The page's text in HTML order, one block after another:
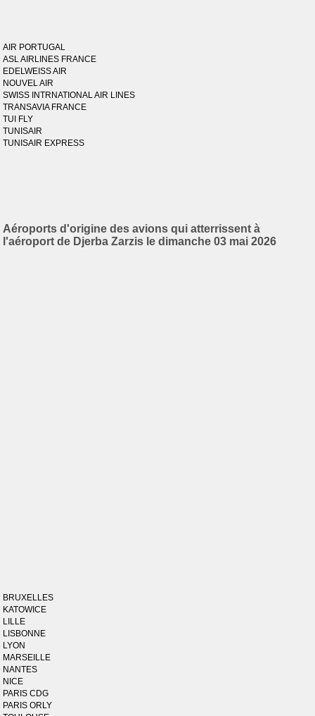
AIR PORTUGAL
ASL AIRLINES FRANCE
EDELWEISS AIR
NOUVEL AIR
SWISS INTRNATIONAL AIR LINES
TRANSAVIA FRANCE
TUI FLY
TUNISAIR
TUNISAIR EXPRESS
Aéroports d'origine des avions qui atterrissent à
l'aéroport de Djerba Zarzis le dimanche 03 mai 2026
BRUXELLES
KATOWICE
LILLE
LISBONNE
LYON
MARSEILLE
NANTES
NICE
PARIS CDG
PARIS ORLY